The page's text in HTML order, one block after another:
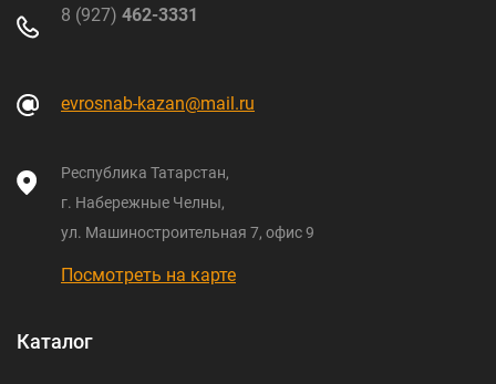
8 (927) 462-3331
evrosnab-kazan@mail.ru
Республика Татарстан,
г. Набережные Челны,
ул. Машиностроительная 7, офис 9
Посмотреть на карте
Каталог